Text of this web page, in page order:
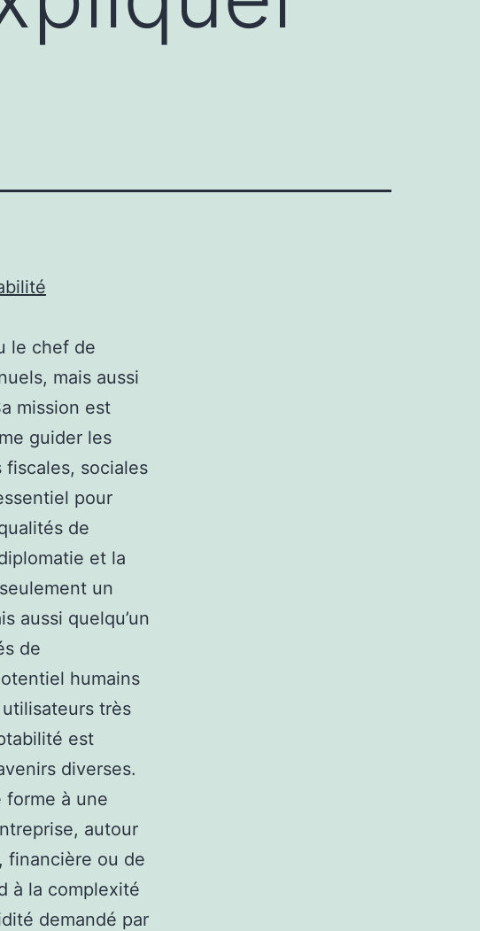
le chef de
mais aussi
mission est
guider les
sociales
pour
de
et la
un
aussi quelqu’un
de
humains
très
est
diverses.
forme à une
autour
financière ou de
à la complexité
demandé par